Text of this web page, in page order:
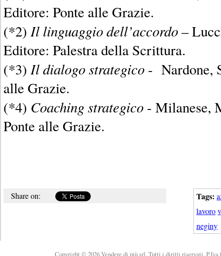
Editore: Ponte alle Grazie.
(*2)Il linguaggio dell’accordo–
Editore: Palestra della Scrittura.
(*3)Il dialogo strategico - Nardone,
alle Grazie.
(*4) Coaching strategico - Milanese,
Ponte alle Grazie.
Tags:
lavoro
neginy
Share on:
Copyright © 2026 Vendere di più srl. Tutti i diritti riservati. P.Iva